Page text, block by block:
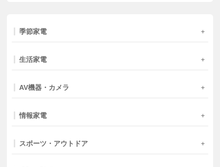
季節家電
生活家電
AV機器・カメラ
情報家電
スポーツ・アウトドア